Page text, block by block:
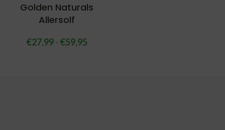
Golden Naturals
Allersolf
€27,99- €59,95